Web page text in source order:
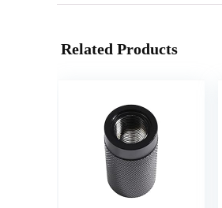
Related Products